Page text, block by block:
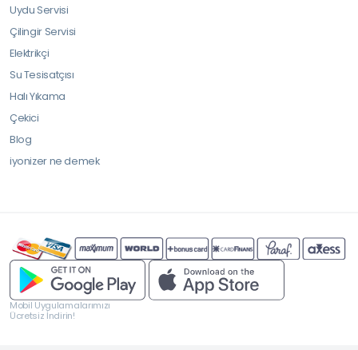
Uydu Servisi
Çilingir Servisi
Elektrikçi
Su Tesisatçısı
Halı Yıkama
Çekici
Blog
iyonizer ne demek
Mobil Uygulamalarımızı
Ücretsiz İndirin!